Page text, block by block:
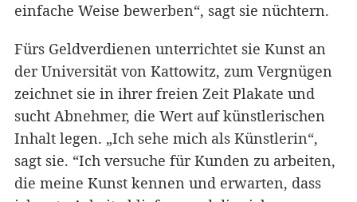
einfache Weise bewerben“, sagt sie nüchtern.
Fürs Geldverdienen unterrichtet sie Kunst an
der Universität von Kattowitz, zum Vergnügen
zeichnet sie in ihrer freien Zeit Plakate und
sucht Abnehmer, die Wert auf künstlerischen
Inhalt legen. „Ich sehe mich als Künstlerin“,
sagt sie. “Ich versuche für Kunden zu arbeiten,
die meine Kunst kennen und erwarten, dass